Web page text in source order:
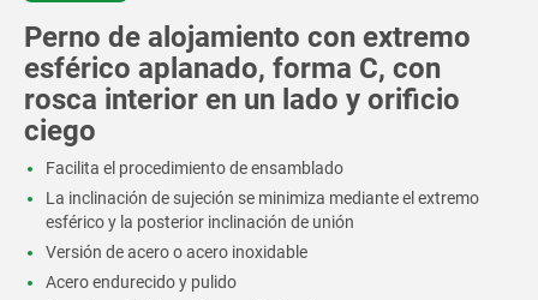
Perno de alojamiento con extremo
esférico aplanado, forma C, con
rosca interior en un lado y orificio
ciego
Facilita el procedimiento de ensamblado
La inclinación de sujeción se minimiza mediante el extremo
esférico y la posterior inclinación de unión
Versión de acero o acero inoxidable
Acero endurecido y pulido